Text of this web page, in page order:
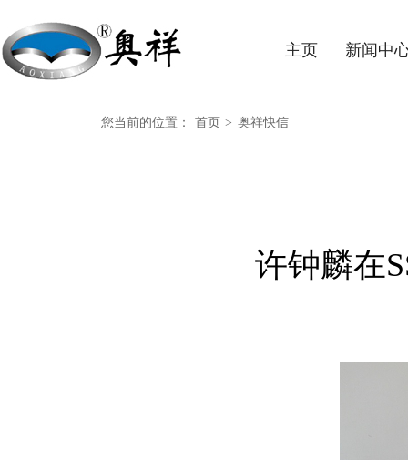
主页 新闻中
您当前的位置： 首页 > 奥祥快信
许钟麟在